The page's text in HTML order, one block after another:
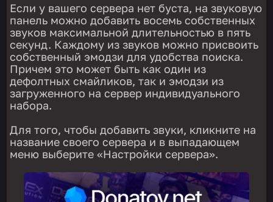
Если у вашего сервера нет буста, на звуковую
панель можно добавить восемь собственных
звуков максимальной длительностью в пять
секунд. Каждому из звуков можно присвоить
собственный эмодзи для удобства поиска.
Причем это может быть как один из
дефолтных смайликов, так и эмодзи из
загруженного на сервер индивидуального
набора.
Для того, чтобы добавить звуки, кликните на
название своего сервера и в выпадающем
меню выберите «Настройки сервера»‎.